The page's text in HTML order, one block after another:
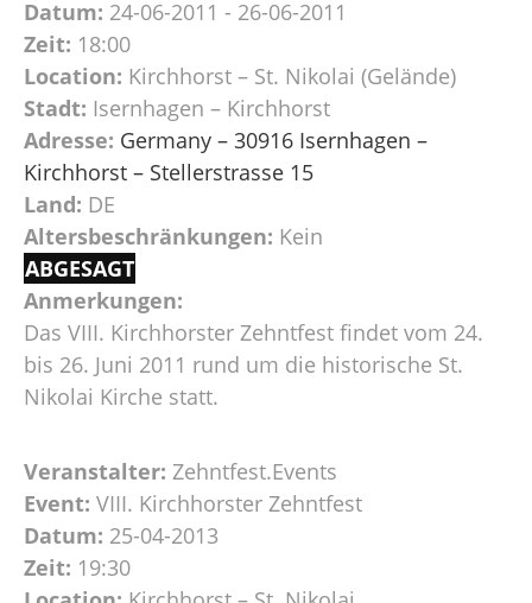
Datum: 24-06-2011 - 26-06-2011
Zeit: 18:00
Location: Kirchhorst – St. Nikolai (Gelände)
Stadt: Isernhagen – Kirchhorst
Adresse: Germany – 30916 Isernhagen –
Kirchhorst – Stellerstrasse 15
Land: DE
Altersbeschränkungen: Kein
ABGESAGT
Anmerkungen:
Das VIII. Kirchhorster Zehntfest findet vom 24.
bis 26. Juni 2011 rund um die historische St.
Nikolai Kirche statt.
Veranstalter: Zehntfest.Events
Event: VIII. Kirchhorster Zehntfest
Datum: 25-04-2013
Zeit: 19:30